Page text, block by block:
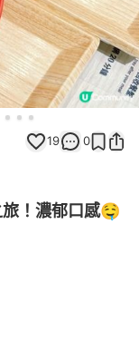
19 0
！濃郁口感🤤